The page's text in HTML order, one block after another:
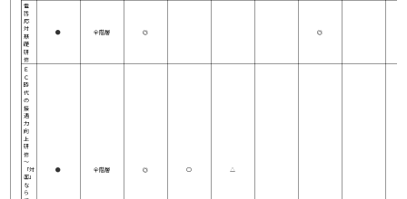
電
話
応
対
基
礎
研
修
● 全階層 ◎ ◎
Ｅ
Ｃ
時
代
の
接
遇
力
向
上
研
修
～
「対
面」
な
ら
● 全階層 ◎ ○ △